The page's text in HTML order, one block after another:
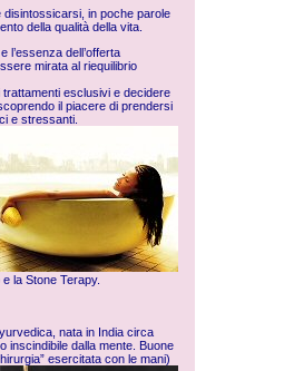
in poche parole
della qualità della vita.
l’essenza dell’offerta
mirata al riequilibrio
esclusivi e decidere
il piacere di prendersi
e stressanti.
la Stone Terapy.
, nata in India circa
inscindibile dalla mente. Buone
esercitata con le mani)